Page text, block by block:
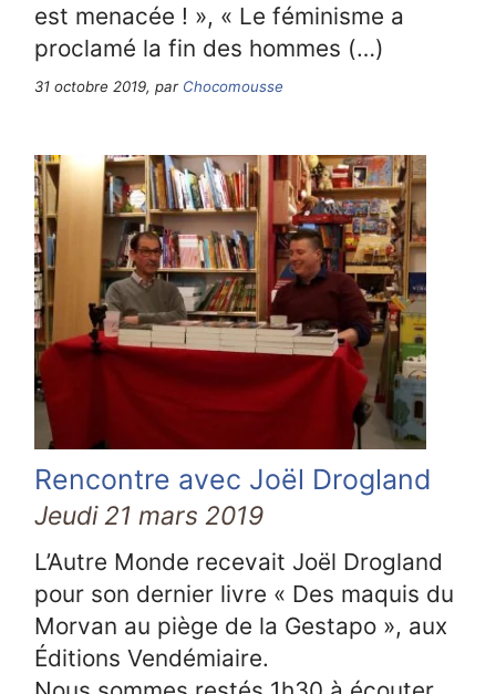
est menacée ! », « Le féminisme a
proclamé la fin des hommes (…)
31 octobre 2019, par Chocomousse
Rencontre avec Joël Drogland
Jeudi 21 mars 2019
L’Autre Monde recevait Joël Drogland
pour son dernier livre « Des maquis du
Morvan au piège de la Gestapo », aux
Éditions Vendémiaire.